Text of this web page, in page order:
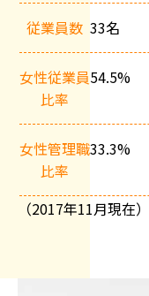
従業員数 33名
女性従業員
比率
54.5%
女性管理職
比率
33.3%
（2017年11月現在）